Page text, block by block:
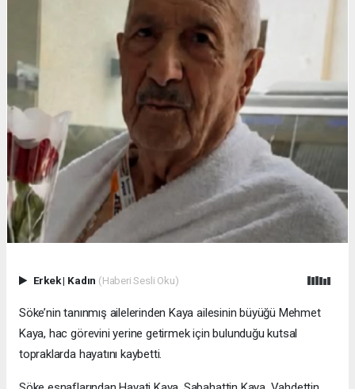
Erkek| Kadın (Haberi Sesli Oku)
Söke’nin tanınmış ailelerinden Kaya ailesinin büyüğü Mehmet
Kaya, hac görevini yerine getirmek için bulunduğu kutsal
topraklarda hayatını kaybetti.